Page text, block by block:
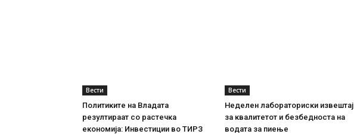
Вести
Политиките на Владата
резултираат со растечка
економија: Инвестиции во ТИРЗ
Вести
Неделен лабораториски извештај
за квалитетот и безбедноста на
водата за пиење